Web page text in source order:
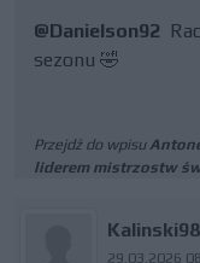
@Danielson92
sezonu 🤣
Przejdź do wpisu
liderem mistrzostw
Kalinski98
29.03.2026